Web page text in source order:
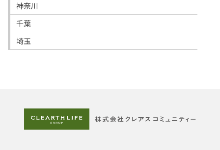
神奈川
千葉
埼玉